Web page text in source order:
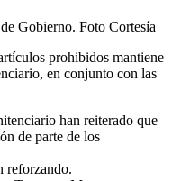
Gobierno. Foto Cortesía
prohibidos mantiene
en conjunto con las
han reiterado que
de parte de los
reforzando.